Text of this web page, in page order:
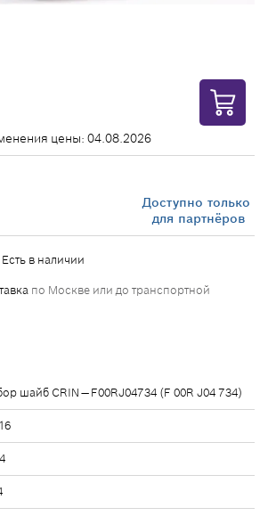
шайб CRIN — F00RJ04734 (F 00R J04 734)
цены: 04.08.2026
Доступно только
для партнёров
Есть в наличии
по Москве или до транспортной